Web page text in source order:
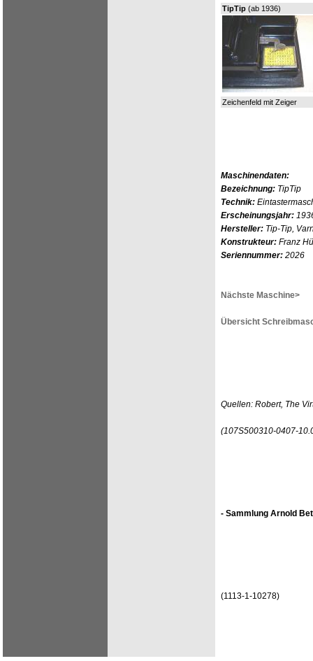
TipTip (ab 1936)
Zeichenfeld mit Zeiger
Maschinendaten:
Bezeichnung: TipTip
Technik:
Erscheinungsjahr:
Hersteller: Tip-Tip,
Konstrukteur: Franz
Seriennummer: 2026
Nächste Maschine>
Übersicht
Quellen: Robert, The
(107S500310-0407-
- Sammlung Arnold
(1113-1-10278)